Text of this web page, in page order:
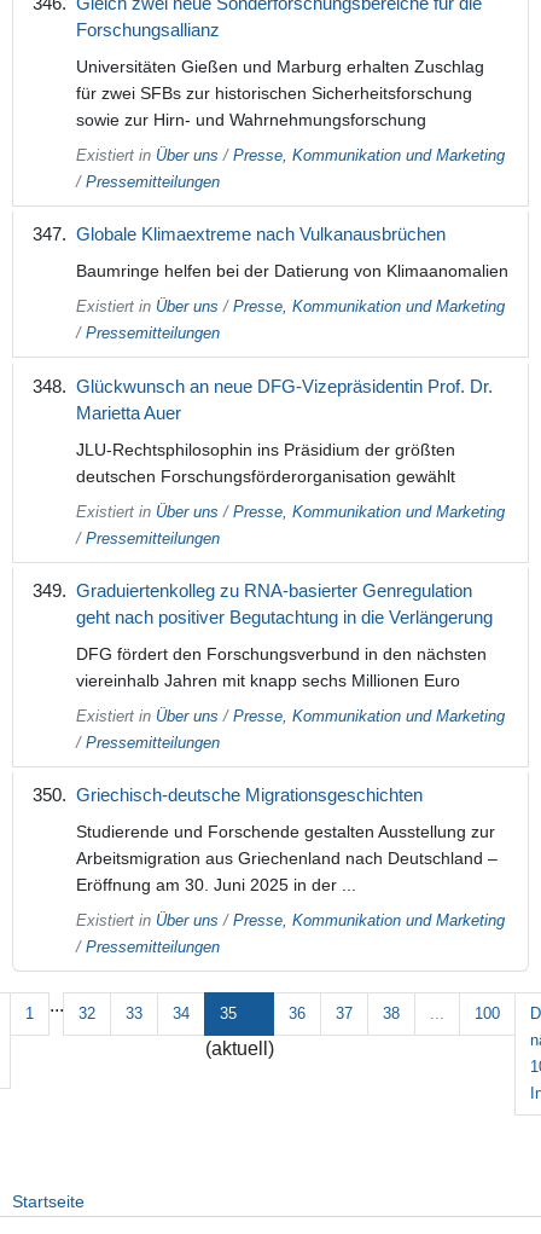
Forschungsallianz
Universitäten Gießen und Marburg erhalten Zuschlag
für zwei SFBs zur historischen Sicherheitsforschung
sowie zur Hirn- und Wahrnehmungsforschung
Existiert in Über uns / Presse, Kommunikation und Marketing
/ Pressemitteilungen
Globale Klimaextreme nach Vulkanausbrüchen
Baumringe helfen bei der Datierung von Klimaanomalien
Existiert in Über uns / Presse, Kommunikation und Marketing
/ Pressemitteilungen
Glückwunsch an neue DFG-Vizepräsidentin Prof. Dr.
Marietta Auer
JLU-Rechtsphilosophin ins Präsidium der größten
deutschen Forschungsförderorganisation gewählt
Existiert in Über uns / Presse, Kommunikation und Marketing
/ Pressemitteilungen
Graduiertenkolleg zu RNA-basierter Genregulation
geht nach positiver Begutachtung in die Verlängerung
DFG fördert den Forschungsverbund in den nächsten
viereinhalb Jahren mit knapp sechs Millionen Euro
Existiert in Über uns / Presse, Kommunikation und Marketing
/ Pressemitteilungen
Griechisch-deutsche Migrationsgeschichten
Studierende und Forschende gestalten Ausstellung zur
Arbeitsmigration aus Griechenland nach Deutschland –
Eröffnung am 30. Juni 2025 in der ...
Existiert in Über uns / Presse, Kommunikation und Marketing
/ Pressemitteilungen
1 ... 32 33 34 35
(aktuell)
36 37 38 ... 100
Startseite